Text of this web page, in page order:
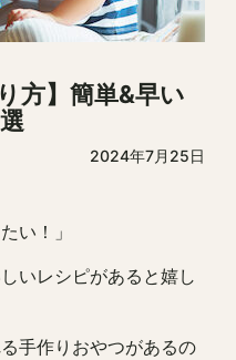
方】簡単&早い
2024年7月25日
い！」
いレシピがあると嬉し
手作りおやつがあるの